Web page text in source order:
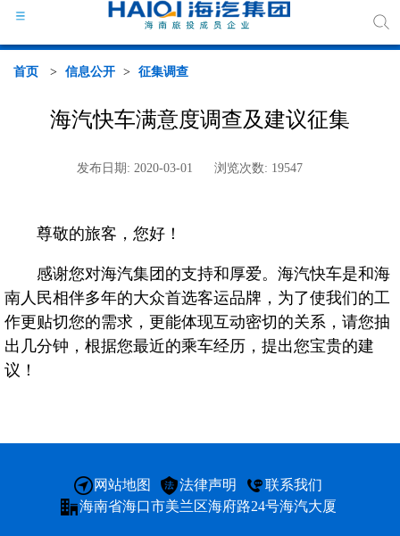
海汽
行业
媒体
首页 > 信息公开 > 征集调查
海汽快车满意度调查及建议征集
发布日期: 2020-03-01 浏览次数: 19547
尊敬的旅客，您好！
感谢您对海汽集团的支持和厚爱。海汽快车是和海
南人民相伴多年的大众首选客运品牌，为了使我们的工
作更贴切您的需求，更能体现互动密切的关系，请您抽
出几分钟，根据您最近的乘车经历，提出您宝贵的建
议！
网站地图 法律声明
联系我们
海南省海口市美兰区海府路24号海汽大厦